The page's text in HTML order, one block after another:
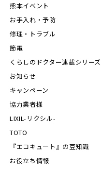
熊本イベント
お手入れ・予防
修理・トラブル
節電
くらしのドクター連載シリーズ
お知らせ
キャンペーン
協力業者様
LIXIL-リクシル-
TOTO
『エコキュート』の豆知識
お役立ち情報